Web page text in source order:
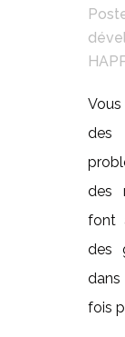
des
des
font
des
dans
fois